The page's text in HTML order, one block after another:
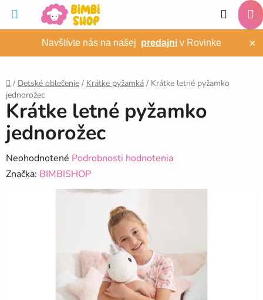
obsah
Navštívte nás na našej predajni v Rovinke ×
Hľadať
Domov
/ Detské oblečenie / Krátke pyžamká / Krátke letné pyžamko
jednorožec
Krátke letné pyžamko
jednorožec
Priemerné
hodnotenie
Neohodnotené Podrobnosti hodnotenia
Značka: BIMBISHOP